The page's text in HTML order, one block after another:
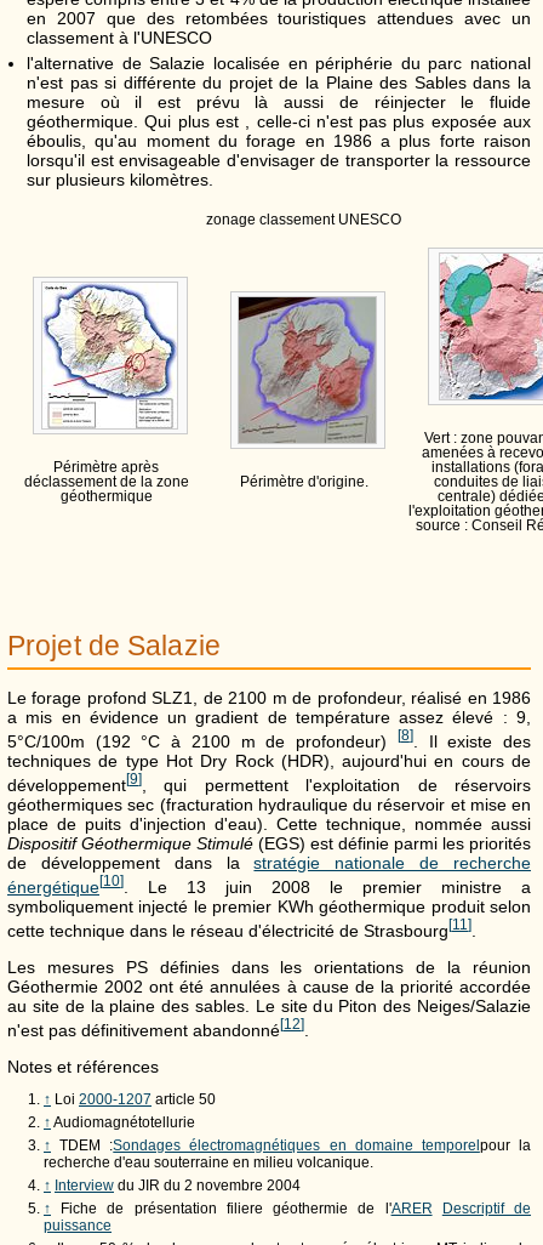
en 2007 que des retombées touristiques attendues avec un
classement à l'UNESCO
l'alternative de Salazie localisée en périphérie du parc national
n'est pas si différente du projet de la Plaine des Sables dans la
mesure où il est prévu là aussi de réinjecter le fluide
géothermique. Qui plus est , celle-ci n'est pas plus exposée aux
éboulis, qu'au moment du forage en 1986 a plus forte raison
lorsqu'il est envisageable d'envisager de transporter la ressource
sur plusieurs kilomètres.
zonage classement UNESCO
Périmètre après
déclassement de la zone
géothermique
Périmètre d'origine.
Vert : zone
amenées à
installations
conduites de
centrale)
l'exploitation
source : Conseil
Projet de Salazie
Le forage profond SLZ1, de 2100 m de profondeur, réalisé en 1986
a mis en évidence un gradient de température assez élevé : 9,
5°C/100m (192 °C à 2100 m de profondeur)
[8]. Il existe des
techniques de type Hot Dry Rock (HDR), aujourd'hui en cours de
développement[9]
, qui permettent l'exploitation de réservoirs
géothermiques sec (fracturation hydraulique du réservoir et mise en
place de puits d'injection d'eau). Cette technique, nommée aussi
Dispositif Géothermique Stimulé (EGS) est définie parmi les priorités
de développement dans lastratégie nationale de recherche
énergétique[10]
. Le 13 juin 2008 le premier ministre a
symboliquement injecté le premier KWh géothermique produit selon
cette technique dans le réseau d'électricité de Strasbourg[11]
Les mesures PS définies dans les orientations de la réunion
Géothermie 2002 ont été annulées à cause de la priorité accordée
au site de la plaine des sables. Le site du Piton des Neiges/Salazie
n'est pas définitivement abandonné[12]
Notes et références
↑ Loi 2000-1207 article 50
↑ Audiomagnétotellurie
↑ TDEM :Sondages électromagnétiques en domaine temporel pour la
recherche d'eau souterraine en milieu volcanique.
↑ Interview du JIR du 2 novembre 2004
↑ Fiche de présentation filiere géothermie de l'ARER
Descriptif de
puissance